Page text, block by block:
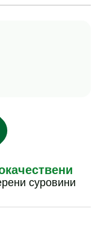
суровини